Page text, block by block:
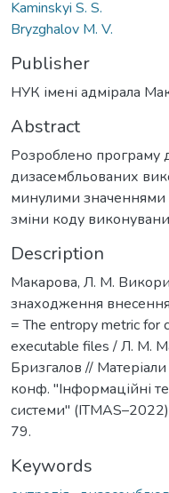
Kaminskyi S. S.
Bryzghalov M. V.
Publisher
НУК імені адмірала
Abstract
Розроблено програму
дизасембльованих
минулими значеннями
зміни коду
Description
Макарова, Л. М.
знаходження
= The entropy metric for
executable files / Л. М.
Бризгалов //
конф. "Інформаційні
системи"
79.
Keywords